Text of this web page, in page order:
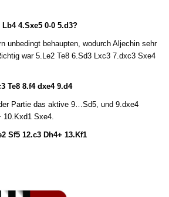
4.Sxe5 0-0 5.d3?
unbedingt behaupten, wodurch Aljechin sehr
war 5.Le2 Te8 6.Sd3 Lxc3 7.dxc3 Sxe4
Te8 8.f4 dxe4 9.d4
Partie das aktive 9…Sd5, und 9.dxe4
10.Kxd1 Sxe4.
Sf5 12.c3 Dh4+ 13.Kf1